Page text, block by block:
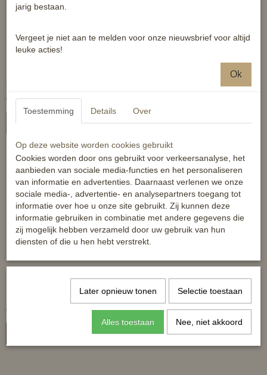
Joggingbroek
€ 69,95 € 35,00
In winkelwagen In winkelwagen
-55%
€ 99,95
-43%
Horka rijbroek Arona
€ 69,95 € 39,95
In winkelwagen
jarig bestaan.
Vergeet je niet aan te melden voor onze nieuwsbrief voor altijd
leuke acties!
Ok
Toestemming Details Over
Op deze website worden cookies gebruikt
Cookies worden door ons gebruikt voor verkeersanalyse, het
aanbieden van sociale media-functies en het personaliseren
van informatie en advertenties. Daarnaast verlenen we onze
sociale media-, advertentie- en analysepartners toegang tot
informatie over hoe u onze site gebruikt. Zij kunnen deze
informatie gebruiken in combinatie met andere gegevens die
zij mogelijk hebben verzameld door uw gebruik van hun
diensten of die u hen hebt verstrekt.
Later opnieuw tonen Selectie toestaan
Alles toestaan Nee, niet akkoord